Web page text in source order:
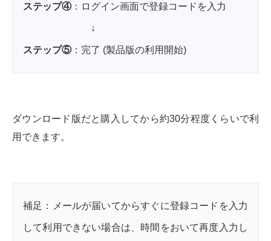
ステップ④：ログイン画面で登録コードを入力
↓
ステップ⑤：完了 (製品版の利用開始)
ダウンロード版だと購入してから約30分程度くらいで利
用できます。
補足：メールが届いてからすぐに登録コードを入力
して利用できない場合は、時間をおいて再度入力し